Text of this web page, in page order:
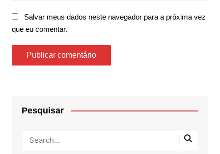
Salvar meus dados neste navegador para a próxima vez
que eu comentar.
Pesquisar